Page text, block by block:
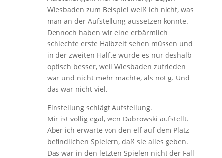
Wiesbaden zum Beispiel weiß ich nicht, was
man an der Aufstellung aussetzen könnte.
Dennoch haben wir eine erbärmlich
schlechte erste Halbzeit sehen müssen und
in der zweiten Hälfte wurde es nur deshalb
optisch besser, weil Wiesbaden zufrieden
war und nicht mehr machte, als nötig. Und
das war nicht viel.
Einstellung schlägt Aufstellung.
Mir ist völlig egal, wen Dabrowski aufstellt.
Aber ich erwarte von den elf auf dem Platz
befindlichen Spielern, daß sie alles geben.
Das war in den letzten Spielen nicht der Fall